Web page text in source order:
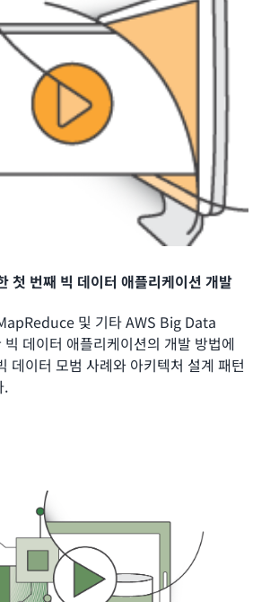
첫 번째 빅 데이터 애플리케이션 개발
및 기타 AWS Big Data
데이터 애플리케이션의 개발 방법에
데이터 모범 사례와 아키텍처 설계 패턴
.